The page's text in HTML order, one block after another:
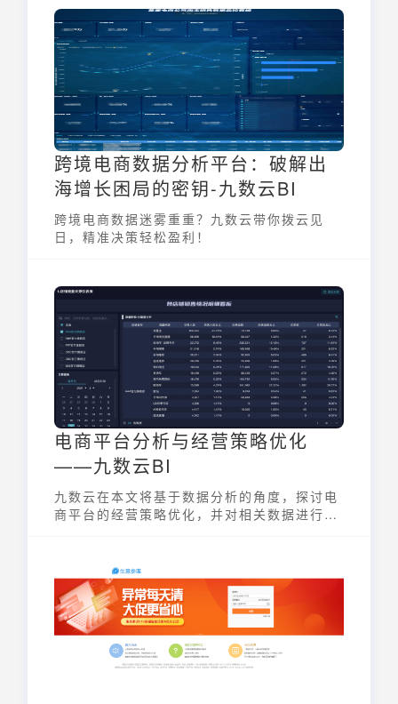
将深入解析电商产品成本的核算方法与公式，
帮助电商从业者更好地管理财务，提升竞争
力。
跨境电商数据分析平台：破解出
海增长困局的密钥-九数云BI
跨境电商数据迷雾重重？九数云带你拨云见
日，精准决策轻松盈利！
电商平台分析与经营策略优化
——九数云BI
九数云在本文将基于数据分析的角度，探讨电
商平台的经营策略优化，并对相关数据进行深